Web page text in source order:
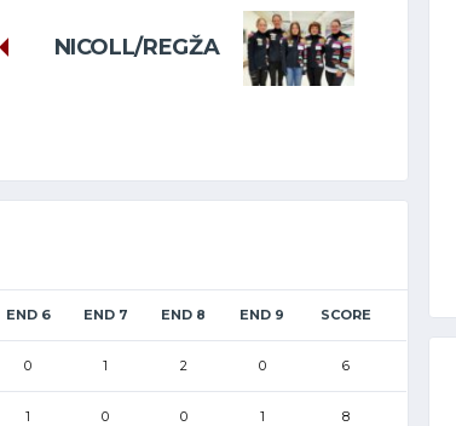
NICOLL/REGŽA
END 6 END 7 END 8 END 9 SCORE
0 1 2 0 6
1 0 0 1 8